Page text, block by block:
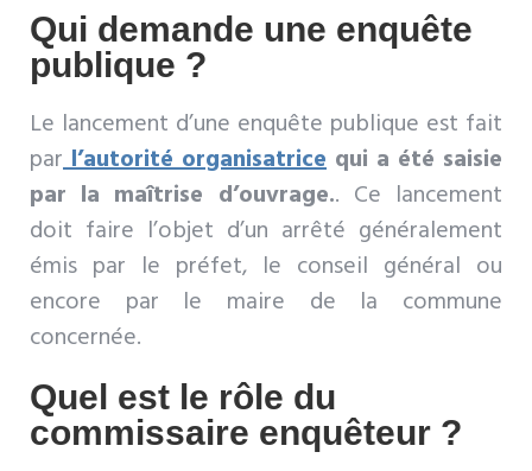
Qui demande une enquête
publique ?
Le lancement d’une enquête publique est fait
parl’autorité organisatrice qui a été saisie
par la maîtrise d’ouvrage.. Ce lancement
doit faire l’objet d’un arrêté généralement
émis par le préfet, le conseil général ou
encore par le maire de la commune
concernée.
Quel est le rôle du
commissaire enquêteur ?